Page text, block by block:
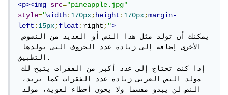
<p><img src="pineapple.jpg"
style="width:170px;height:170px;margin-
left:15px;float:right;">
يمكنك أن تولد مثل هذا النص أو العديد من النصوص
التطبيق.
إذا كنت تحتاج إلى عدد أكبر من الفقرات يتيح لك
مولد النص العربى زيادة عدد الفقرات كما تريد،
النص لن يبدو مقسما ولا يحوي أخطاء لغوية، مولد